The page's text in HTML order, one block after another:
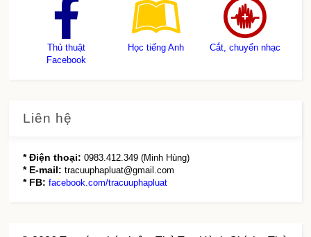
Thủ thuật
Facebook
Học tiếng Anh Cắt, chuyển nhạc
Liên hệ
* Điện thoại:0983.412.349 (Minh Hùng)
* E-mail: tracuuphapluat@gmail.com
* FB:facebook.com/tracuuphapluat